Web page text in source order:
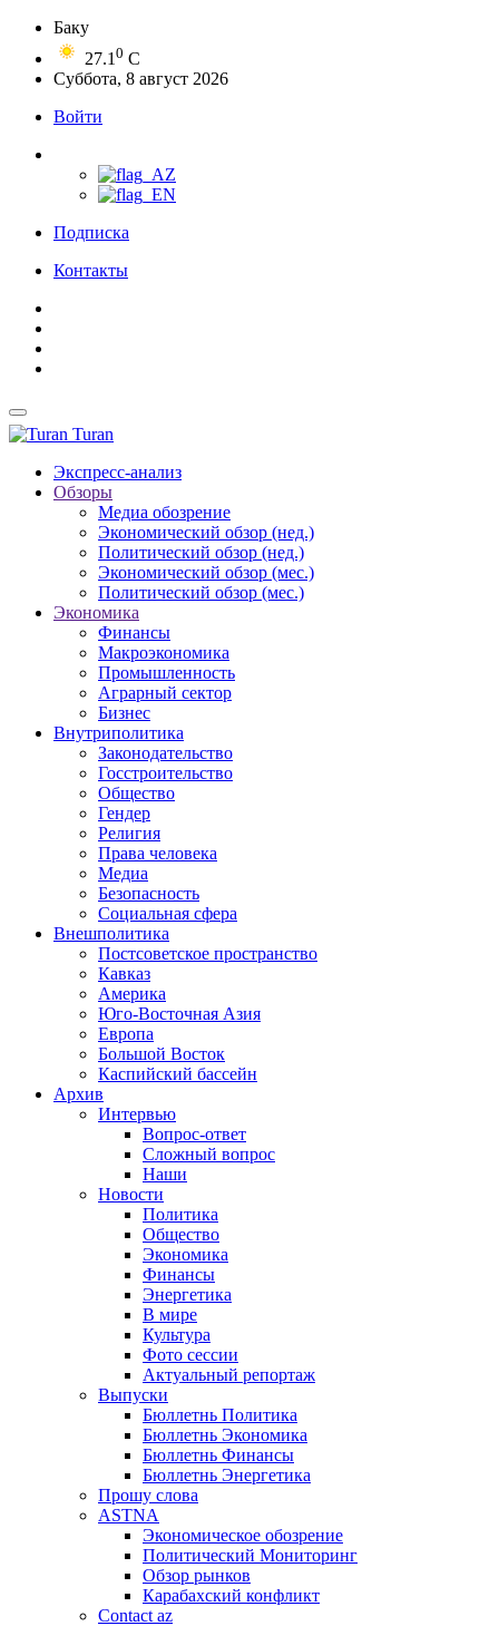
Баку
27.1 0 C
Суббота, 8 август 2026
Войти
Подписка
Контакты
Turan
Экспресс-анализ
Обзоры
Медиа обозрение
Экономический обзор (нед.)
Политический обзор (нед.)
Экономический обзор (мес.)
Политический обзор (мес.)
Экономика
Финансы
Макроэкономика
Промышленность
Аграрный сектор
Бизнес
Внутриполитика
Законодательство
Госстроительство
Общество
Гендер
Религия
Права человека
Медиа
Безопасность
Социальная сфера
Внешполитика
Постсоветское пространство
Кавказ
Америка
Юго-Восточная Азия
Европа
Большой Восток
Каспийский бассейн
Архив
Интервью
Вопрос-ответ
Сложный вопрос
Наши
Новости
Политика
Общество
Экономика
Финансы
Энергетика
В мире
Культура
Фото сессии
Актуальный репортаж
Выпуски
Бюллетнь Политика
Бюллетнь Экономика
Бюллетнь Финансы
Бюллетнь Энергетика
Прошу слова
ASTNA
Экономическое обозрение
Политический Мониторинг
Обзор рынков
Карабахский конфликт
Contact az